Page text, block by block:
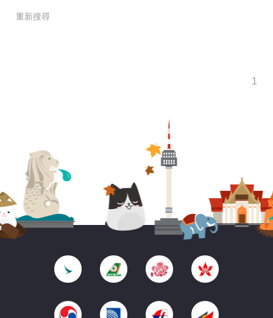
重新搜尋
1